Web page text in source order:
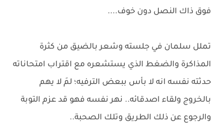
فوق ذاك النصل دون خوف....
تملل سلمان في جلسته وشعر بالضيق من كثرة
المذاكرة والضغط الذي يستشعره مع اقتراب امتحاناته
حدثته نفسه انه لا بأس ببعض الترفيه؛ لمَ لا يهم
بالخروج ولقاء اصدقائه.. نهر نفسه فهو قد عزم التوبة
والرجوع عن ذلك الطريق وتلك الصحبة..